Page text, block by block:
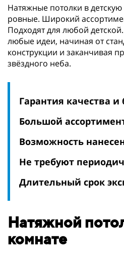
Натяжные потолки в детскую
ровные. Широкий
Подходят для любой
любые идеи, начиная от
конструкции и заканчивая
звёздного неба.
Гарантия качества и
Большой
Возможность
Не требуют
Длительный срок
Натяжной
комнате